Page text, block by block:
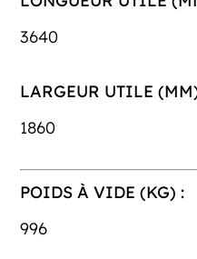
3640
LARGEUR UTILE
1860
POIDS À VIDE (KG) :
996